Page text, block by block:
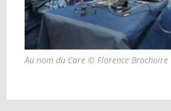
Au nom du Care © Florence Brochoire